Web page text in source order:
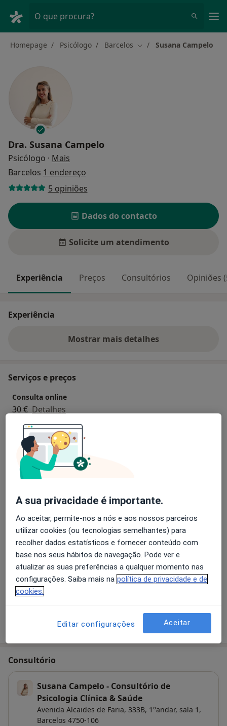
O que procura?
Homepage Psicólogo Barcelos Mudar de cidade
Susana Campelo
Dra. Susana Campelo
Psicólogo · Mais
Barcelos 1 endereço
5 opiniões
Dados do contacto
Solicite um atendimento
Experiência Preços Consultórios Opiniões
Experiência
Mostrar mais detalhes
sobre a experiência
Serviços e preços
Consulta online
30 € Detalhes
Mindfulness
40 € Detalhes
Terapia cognitivo - comportamental
Retorno de consultas Psicologia
40 € Detalhes
Psicoterapia Regressiva
50 € Detalhes
+ 13 serviços
Como mostramos os preços?
Consultório
Susana Campelo - Consultório de
Psicologia Clínica & Saúde
Avenida Alcaides de Faria, 333B, 1°andar, sala 1,
Barcelos 4750-106
A sua privacidade é importante.
Ao aceitar, permite-nos a nós e aos nossos parceiros
utilizar cookies (ou tecnologias semelhantes) para
recolher dados estatísticos e fornecer conteúdo com
base nos seus hábitos de navegação. Pode ver e
atualizar as suas preferências a qualquer momento nas
configurações. Saiba mais na política de privacidade e de
cookies.
Editar configurações Aceitar